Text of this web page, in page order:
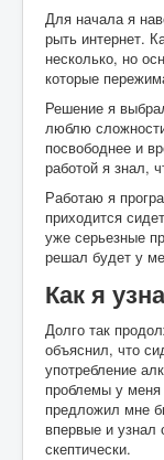
Для начала я
рыть интернет.
несколько, но
которые
Решение я
люблю
посвободнее и
работой я знал,
Работаю я
приходится
уже серьезные
решал будет у
Как я
Долго так
объяснил, что
употребление
проблемы у
предложил мне
впервые и узнал
скептически.